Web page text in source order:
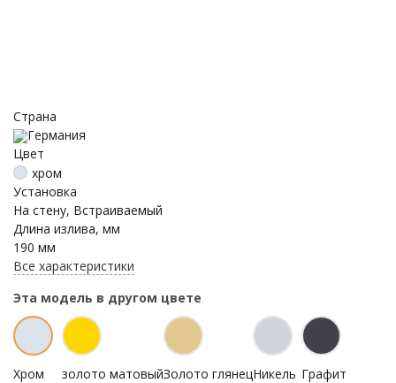
Страна
Германия
Цвет
хром
Установка
На стену, Встраиваемый
Длина излива, мм
190 мм
Все характеристики
Эта модель в другом цвете
Хром золото матовыйЗолото глянецНикель Графит